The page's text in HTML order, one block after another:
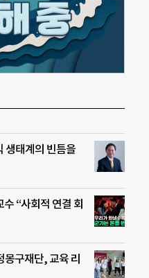
생태계의 빈틈을
“사회적 연결 회
구재단, 교육 리